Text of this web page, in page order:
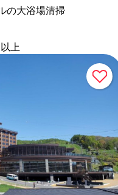
の大浴場清掃
上